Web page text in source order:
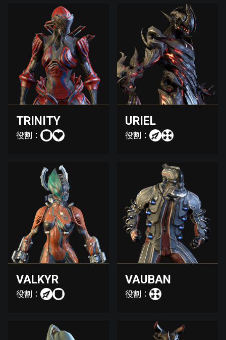
TRINITY
役割：
URIEL
役割：
VALKYR
役割：
VAUBAN
役割：